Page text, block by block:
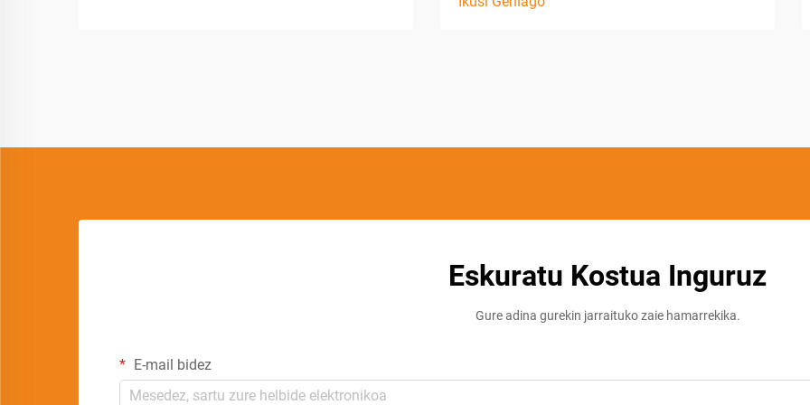
Eskuratu Kostua Inguruz
Gure adina gurekin jarraituko zaie hamarrekika.
E-mail bidez